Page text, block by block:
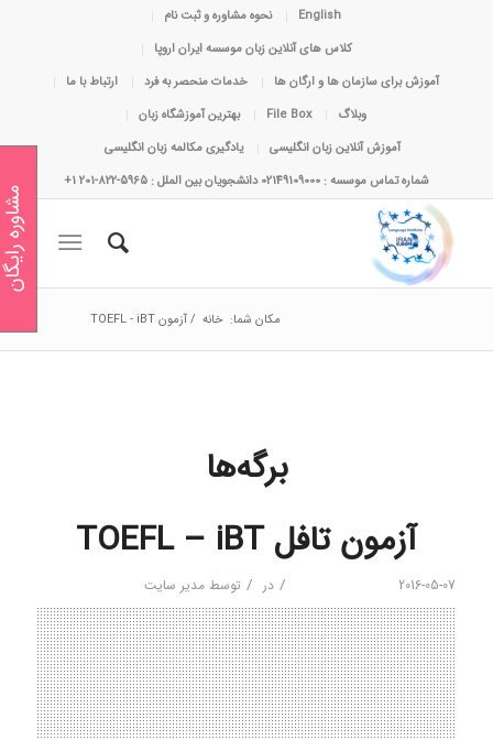
English
نحوه مشاوره و ثبت نام
کلاس های آنلاین زبان موسسه ایران اروپا
آموزش برای سازمان ها و ارگان ها
خدمات منحصر به فرد
ارتباط با ما
وبلاگ
File Box
بهترین آموزشگاه زبان
آموزش آنلاین زبان انگلیسی
یادگیری مکالمه زبان انگلیسی
شماره تماس موسسه : 02149109000 دانشجویان بین الملل : 5965-822-201 1+
مکان شما: خانه /آزمون TOEFL - iBT
برگه‌ها
آزمون تافل TOEFL – iBT
2016-05-07
/ در / توسط مدیر سایت